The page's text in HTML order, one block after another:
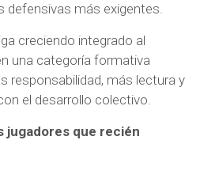
defensivas más exigentes.
creciendo integrado al
una categoría formativa
responsabilidad, más lectura y
el desarrollo colectivo.
jugadores que recién